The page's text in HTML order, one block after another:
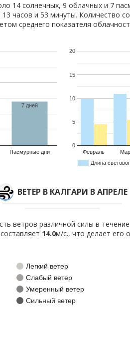
14 солнечных, 9 облачных и 7
часов и 53 минуты. Количество
среднего показателя
Пасмурные дни
7 дней
Длина
Февраль
0
5
10
15
20
ВЕТЕР В КАЛГАРИ В АПРЕЛЕ
ветров различной силы в
14.0м/с., что делает его
Легкий ветер
Слабый ветер
Умеренный ветер
Сильный ветер